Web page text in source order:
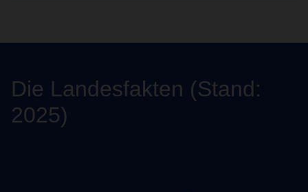
Die Landesfakten (Stand:
2025)